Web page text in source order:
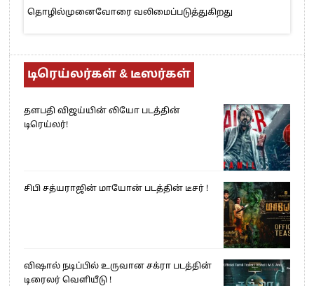
தொழில்முனைவோரை வலிமைப்படுத்துகிறது
டிரெய்லர்கள் & டீஸர்கள்
தளபதி விஜய்யின் லியோ படத்தின்
டிரெய்லர்!
சிபி சத்யராஜின் மாயோன் படத்தின் டீசர் !
விஷால் நடிப்பில் உருவான சக்ரா படத்தின்
டிரைலர் வெளியீடு !